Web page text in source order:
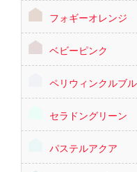
フォギーオレンジ
ベビーピンク
ペリウィンクルブ
セラドングリーン
パステルアクア